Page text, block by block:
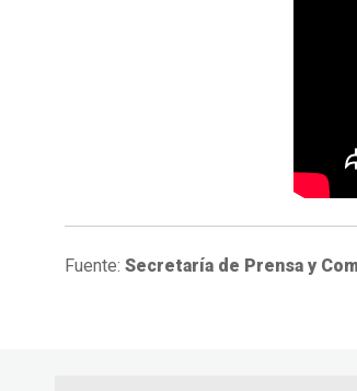
Fuente: Secretaría de Prensa y